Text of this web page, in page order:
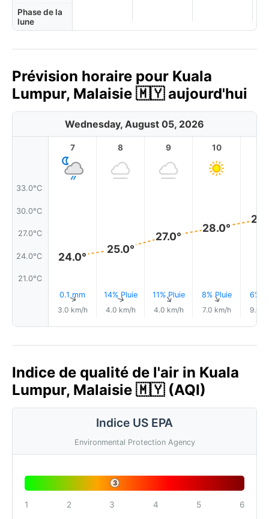
Phase de la
lune
Prévision horaire pour Kuala
Lumpur, Malaisie 🇲🇾 aujourd'hui
Wednesday, August 05, 2026
33.0°C
30.0°C
27.0°C
24.0°C
21.0°C
7
24.0°
0.1 mm
↑
3.0 km/h
8
25.0°
14% Pluie
↑
4.0 km/h
9
27.0°
11% Pluie
↑
4.0 km/h
10
28.0°
8% Pluie
↑
7.0 km/h
6%
9.0
Indice de qualité de l'air in Kuala
Lumpur, Malaisie 🇲🇾 (AQI)
Indice US EPA
Environmental Protection Agency
3
1 2 3 4 5 6